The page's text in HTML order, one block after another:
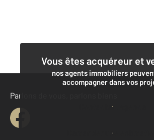
Vous êtes acquéreur et
nos agents immobiliers
accompagner dans vos
Contacter l'agence
Demander une estimation
Parlons de vous, parlons biens